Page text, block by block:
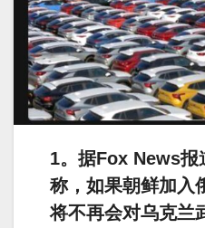
1。据Fox News报
称，如果朝鲜加入
将不再会对乌克兰